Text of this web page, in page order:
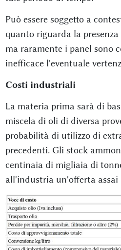
Può essere soggetto a
quanto riguarda la
ma raramente i panel sono
inefficace l'eventuale
Costi industriali
La materia prima sarà di
miscela di oli di diversa
probabilità di utilizzo di
precedenti. Gli stock
centinaia di migliaia di
all'industria un'offerta